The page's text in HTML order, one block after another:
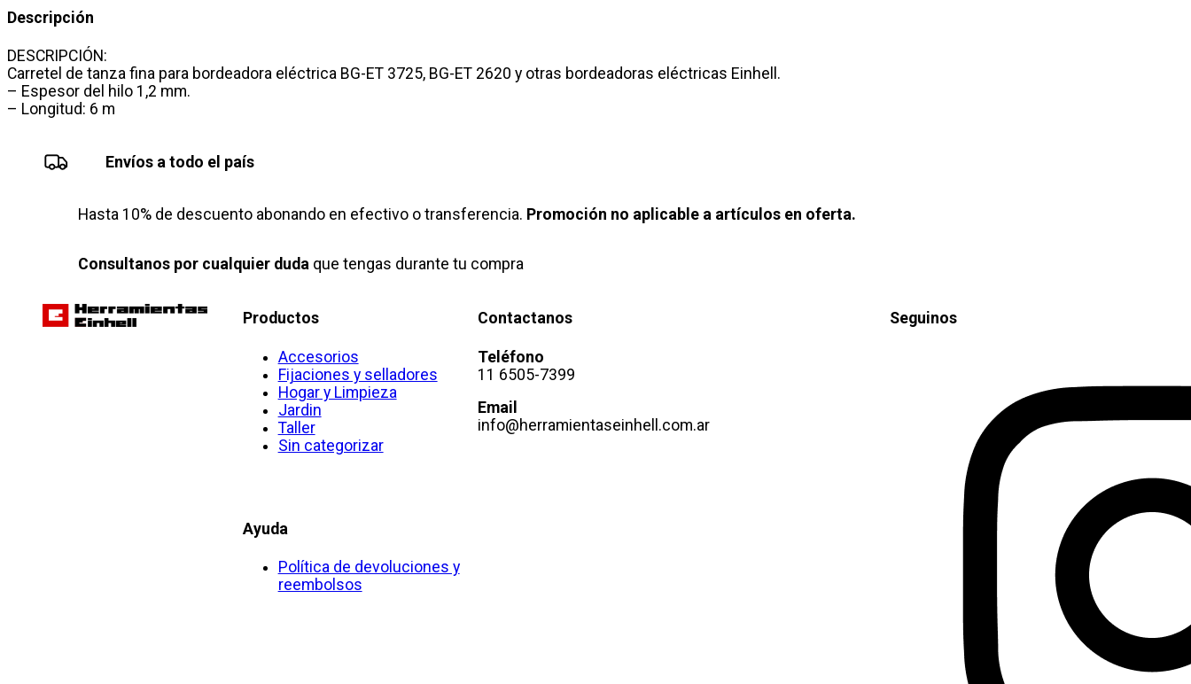
Ø1,2
6m
para
bordeadora
eléctrica
Einhell
cantidad
Descripción
DESCRIPCIÓN:
Carretel de tanza fina para bordeadora eléctrica BG-ET 3725, BG-ET 2620 y otras bordeadoras eléctricas Einhell.
– Espesor del hilo 1,2 mm.
– Longitud: 6 m
Envíos a todo el país
Hasta 10% de descuento abonando en efectivo o transferencia. Promoción no aplicable a artículos en oferta.
Consultanos por cualquier duda que tengas durante tu compra
Productos
Accesorios
Fijaciones y selladores
Hogar y Limpieza
Jardin
Taller
Sin categorizar
Ayuda
Política de devoluciones y
reembolsos
Contactanos
Teléfono
11 6505-7399
Email
info@herramientaseinhell.com.ar
Seguinos